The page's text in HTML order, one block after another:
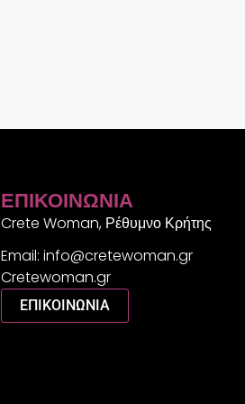
ΕΠΙΚΟΙΝΩΝΊΑ
Crete Woman, Ρέθυμνο Κρήτης
Email: info@cretewoman.gr
Cretewoman.gr
ΕΠΙΚΟΙΝΩΝΙΑ